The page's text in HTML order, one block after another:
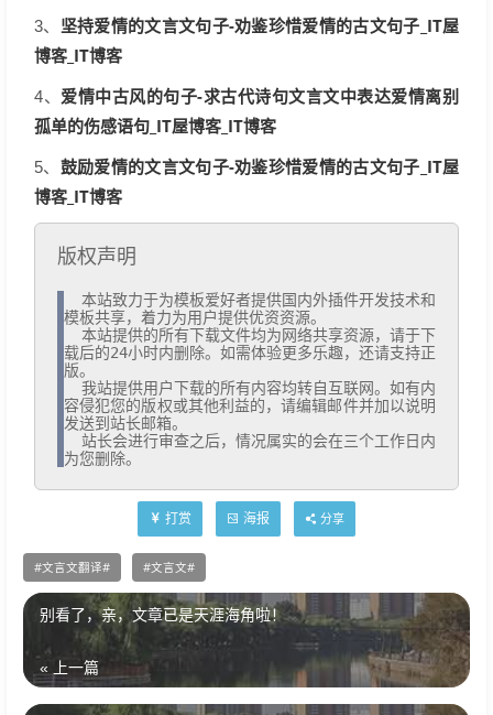
3、 坚持爱情的文言文句子-劝鉴珍惜爱情的古文句子_IT屋
博客_IT博客
4、 爱情中古风的句子-求古代诗句文言文中表达爱情离别
孤单的伤感语句_IT屋博客_IT博客
5、 鼓励爱情的文言文句子-劝鉴珍惜爱情的古文句子_IT屋
博客_IT博客
版权声明
模板共享，着力为用户提供优资资源。
载后的24小时内删除。如需体验更多乐趣，还请支持正
版。
容侵犯您的版权或其他利益的，请编辑邮件并加以说明
发送到站长邮箱。
为您删除。
打赏 海报 分享
文言文翻译 文言文
别看了，亲，文章已是天涯海角啦！
« 上一篇